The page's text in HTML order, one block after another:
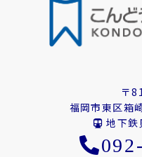
〒
福岡市東区箱
地下